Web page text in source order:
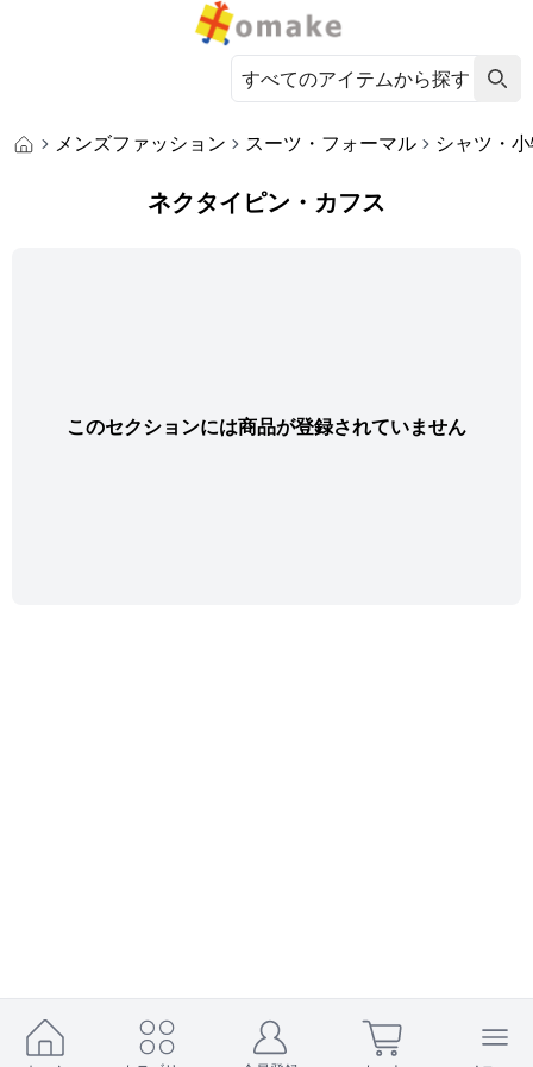
メンズファッション スーツ・フォーマル シャツ・
ネクタイピン・カフス
このセクションには商品が登録されていません